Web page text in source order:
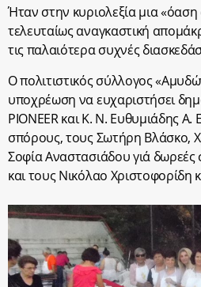
Ήταν στην κυριολεξία μια
τελευταίως αναγκαστική
τις παλαιότερα συχνές
Ο πολιτιστικός σύλλογος
υποχρέωση να ευχαριστήσει
PIONEER και Κ. Ν. Ευθυμιάδης Α.
σπόρους, τους Σωτήρη Βλάσκο,
Σοφία Αναστασιάδου γιά δωρεές
και τους Νικόλαο Χριστοφορίδη